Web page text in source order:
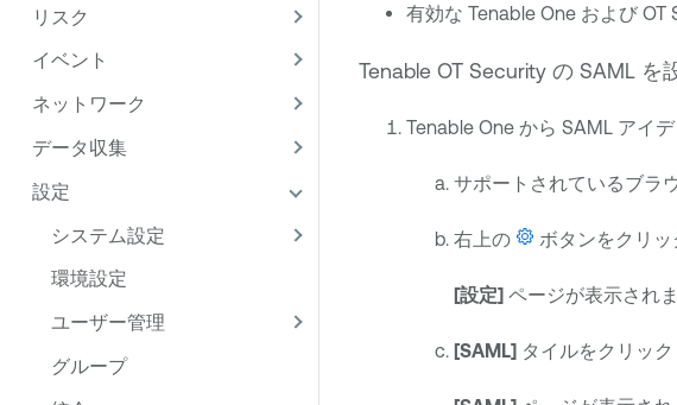
リスク
イベント
ネットワーク
データ収集
設定
システム設定
環境設定
ユーザー管理
グループ
有効な Tenable Oneおよび OT
Tenable OT Securityの SAML を
Tenable Oneから SAML アイデ
サポートされているブラ
右上の ボタンをクリッ
[設定]ページが表示されま
[SAML]タイルをクリック